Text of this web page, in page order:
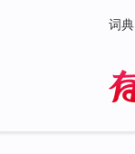
词典